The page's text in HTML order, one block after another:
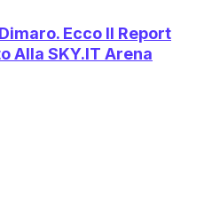
Ecco Il Report
Alla SKY.IT Arena